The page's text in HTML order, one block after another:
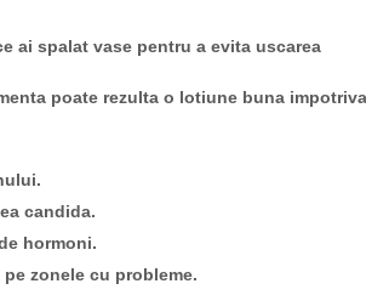
ai spalat vase pentru a evita uscarea
poate rezulta o lotiune buna impotriva
candida.
hormoni.
zonele cu probleme.